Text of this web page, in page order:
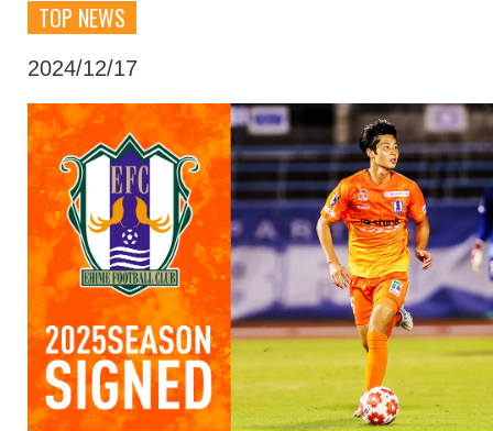
ファンクラブ 試合を観戦
トップチーム アカデミー
スポンサー グッズ
特設ページ
TOP NEWS
2024/12/17